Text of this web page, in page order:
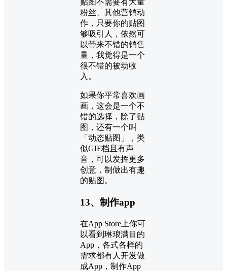
贴图不需要有大量
粉丝、其他营销动
作，只要你的贴图
够吸引人，依然可
以带来不错的销售
量，我觉得是一个
很不错的被动收
入。
如果你平常喜欢画
画，这会是一个不
错的选择，除了贴
图，还有一个叫
「动态贴图」，类
似GIF档且有声
音，可以发挥更多
创意，制做出有趣
的贴图。
13、制作app
在App Store上你可
以看到琳琅满目的
App，各式各样的
需求都有人开发做
成App，制作App